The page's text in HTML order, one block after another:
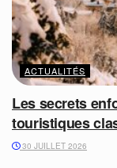
ACTUALITÉS
Les secrets
touristiques
30 JUILLET 2026